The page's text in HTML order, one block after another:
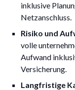
inklusive
Netzanschluss.
Risiko und
volle
Aufwand
Versicherung.
Langfristige